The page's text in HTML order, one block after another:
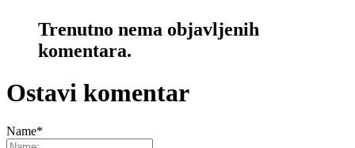
Trenutno nema objavljenih
komentara.
Ostavi komentar
Name*